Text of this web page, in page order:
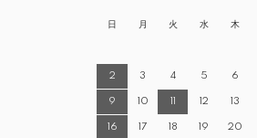
日 月 火 水 木
2 3 4 5 6
9 10 11 12 13
16 17 18 19 20